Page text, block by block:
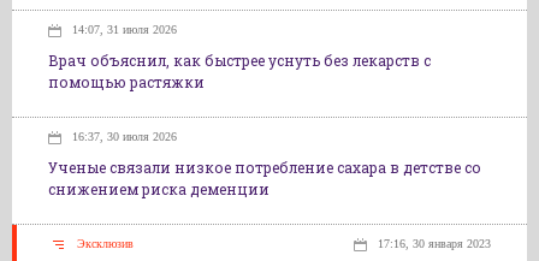
14:07, 31 июля 2026
Врач объяснил, как быстрее уснуть без лекарств с
помощью растяжки
16:37, 30 июля 2026
Ученые связали низкое потребление сахара в детстве со
снижением риска деменции
Эксклюзив 17:16, 30 января 2023